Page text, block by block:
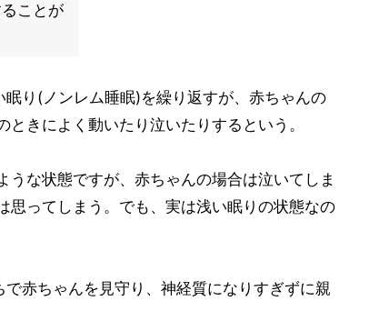
ことが
り(ノンレム睡眠)を繰り返すが、赤ちゃんの
きによく動いたり泣いたりするという。
うな状態ですが、赤ちゃんの場合は泣いてしま
思ってしまう。でも、実は浅い眠りの状態なの
赤ちゃんを見守り、神経質になりすぎずに親